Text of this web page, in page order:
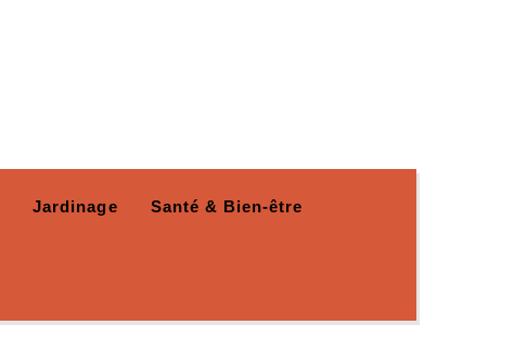
Jardinage Santé & Bien-être